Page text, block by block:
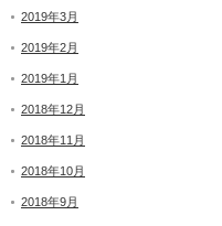
2019年3月
2019年2月
2019年1月
2018年12月
2018年11月
2018年10月
2018年9月